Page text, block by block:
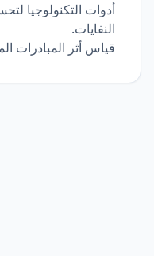
أدوات التكنولوجيا
النفايات.
قياس أثر المبادرات